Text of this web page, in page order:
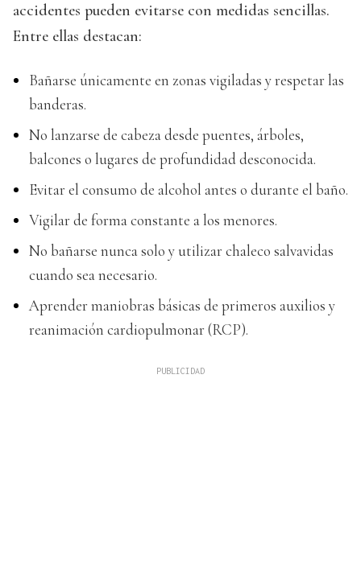
accidentes pueden evitarse con medidas sencillas.
Entre ellas destacan:
Bañarse únicamente en zonas vigiladas y respetar las
banderas.
No lanzarse de cabeza desde puentes, árboles,
balcones o lugares de profundidad desconocida.
Evitar el consumo de alcohol antes o durante el baño.
Vigilar de forma constante a los menores.
No bañarse nunca solo y utilizar chaleco salvavidas
cuando sea necesario.
Aprender maniobras básicas de primeros auxilios y
reanimación cardiopulmonar (RCP).